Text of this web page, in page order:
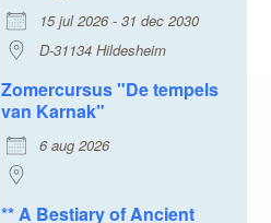
15 jul 2026 - 31 dec 2030
D-31134 Hildesheim
Zomercursus "De tempels
van Karnak"
6 aug 2026
** A Bestiary of Ancient